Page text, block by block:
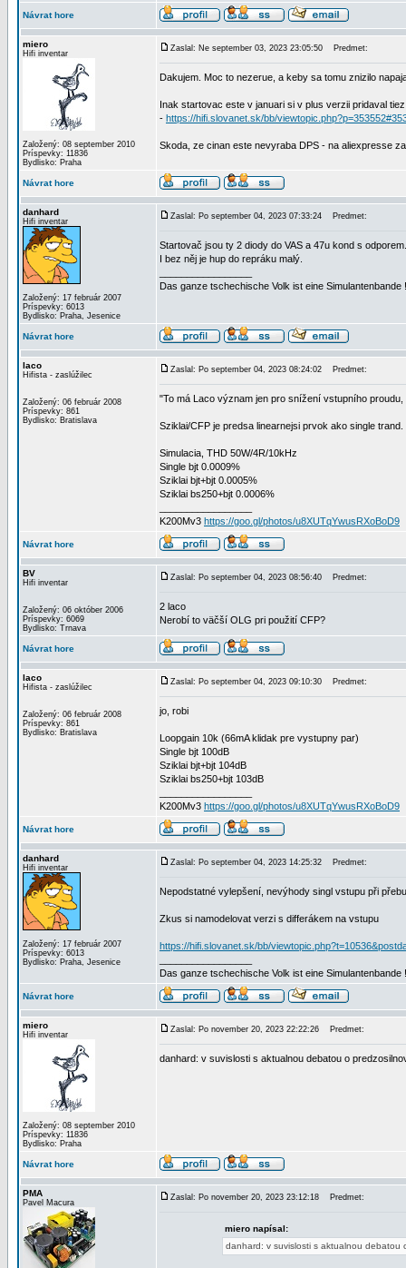
Návrat hore
miero
Hifi inventar
Založený: 08 september 2010
Príspevky: 11836
Bydlisko: Praha
Zaslal: Ne september 03, 2023 23:05:50 Predmet:
Dakujem. Moc to nezerue, a keby sa tomu znizilo
Inak startovac este v januari si v plus verzii pridaval
- https://hifi.slovanet.sk/bb/
Skoda, ze cinan este nevyraba DPS - na aliexpresse
Návrat hore
danhard
Hifi inventar
Založený: 17 február 2007
Príspevky: 6013
Bydlisko: Praha, Jesenice
Zaslal: Po september 04, 2023 07:33:24 Predmet:
Startovač jsou ty 2 diody do VAS a 47u kond s odporem.
I bez něj je hup do repráku malý.
Das ganze tschechische Volk ist eine Simulantenbande !
Návrat hore
laco
Hifista - zaslúžilec
Založený: 06 február 2008
Príspevky: 861
Bydlisko: Bratislava
Zaslal: Po september 04, 2023 08:24:02 Predmet:
"To má Laco význam jen pro snížení vstupního
Sziklai/CFP je predsa linearnejsi prvok ako single trand.
Simulacia, THD 50W/4R/10kHz
Single bjt 0.0009%
Sziklai bjt+bjt 0.0005%
Sziklai bs250+bjt 0.0006%
K200Mv3 https://goo.gl/photos/u8XUTqYwusRXoBoD9
Návrat hore
BV
Hifi inventar
Založený: 06 október 2006
Príspevky: 6069
Bydlisko: Trnava
Zaslal: Po september 04, 2023 08:56:40 Predmet:
2 laco
Nerobí to väčší OLG pri použití CFP?
Návrat hore
laco
Hifista - zaslúžilec
Založený: 06 február 2008
Príspevky: 861
Bydlisko: Bratislava
Zaslal: Po september 04, 2023 09:10:30 Predmet:
jo, robi
Loopgain 10k (66mA klidak pre vystupny par)
Single bjt 100dB
Sziklai bjt+bjt 104dB
Sziklai bs250+bjt 103dB
K200Mv3 https://goo.gl/photos/u8XUTqYwusRXoBoD9
Návrat hore
danhard
Hifi inventar
Založený: 17 február 2007
Príspevky: 6013
Bydlisko: Praha, Jesenice
Zaslal: Po september 04, 2023 14:25:32 Predmet:
Nepodstatné vylepšení, nevýhody singl vstupu při
Zkus si namodelovat verzi s differákem na vstupu
https://hifi.slovanet.sk/bb/
Das ganze tschechische Volk ist eine Simulantenbande !
Návrat hore
miero
Hifi inventar
Založený: 08 september 2010
Príspevky: 11836
Bydlisko: Praha
Zaslal: Po november 20, 2023 22:22:26 Predmet:
danhard: v suvislosti s aktualnou debatou o
Návrat hore
PMA
Pavel Macura
Zaslal: Po november 20, 2023 23:12:18 Predmet:
miero napísal:
danhard: v suvislosti s aktualnou debatou